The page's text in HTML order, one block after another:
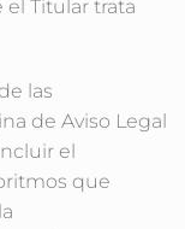
el Titular trata
las
de Aviso Legal
el
que